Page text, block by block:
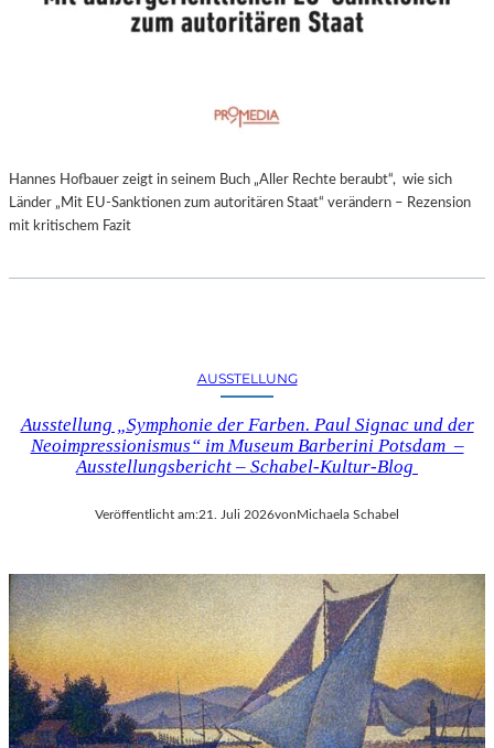
Hannes Hofbauer zeigt in seinem Buch „Aller Rechte beraubt“, wie sich
Länder „Mit EU-Sanktionen zum autoritären Staat“ verändern – Rezension
mit kritischem Fazit
AUSSTELLUNG
Ausstellung „Symphonie der Farben. Paul Signac und der
Neoimpressionismus“ im Museum Barberini Potsdam –
Ausstellungsbericht – Schabel-Kultur-Blog
Veröffentlicht am:21. Juli 2026vonMichaela Schabel